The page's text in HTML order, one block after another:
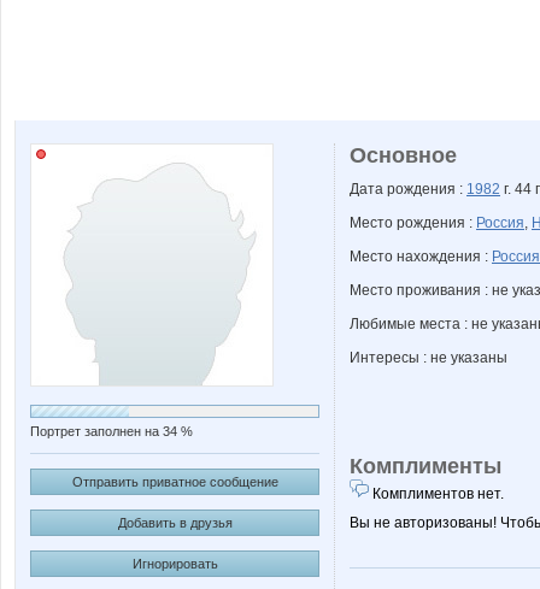
Портрет заполнен на 34 %
Отправить приватное сообщение
Добавить в друзья
Игнорировать
Основное
Дата рождения : 1982 г. 44
Место рождения : Россия,
Место нахождения : Россия
Место проживания : не
Любимые места : не
Интересы : не указаны
Комплименты
Комплиментов нет.
Вы не авторизованы!